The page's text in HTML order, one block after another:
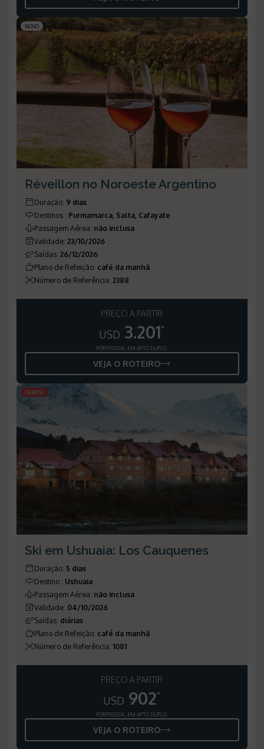
NOVO
Réveillon no Noroeste Argentino
Duração: 9 dias
Destinos : Purmamarca, Salta, Cafayate
Passagem Aérea: não inclusa
Validade: 23/10/2026
Saídas: 26/12/2026
Plano de Refeição: café da manhã
Número de Referência: 2388
PREÇO A PARTIR
USD 3.201*
POR PESSOA, EM APTO DUPLO
VEJA O ROTEIRO
OFERTA
Ski em Ushuaia: Los Cauquenes
Duração: 5 dias
Destino : Ushuaia
Passagem Aérea: não inclusa
Validade: 04/10/2026
Saídas: diárias
Plano de Refeição: café da manhã
Número de Referência: 1081
PREÇO A PARTIR
USD 902*
POR PESSOA, EM APTO DUPLO
VEJA O ROTEIRO